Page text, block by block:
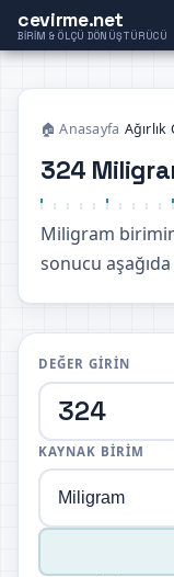
cevirme.net
BIRIM & ÖLÇÜ DÖNÜŞTÜRÜCÜ
🏠 Anasayfa
324
Miligram
sonucu
DEĞER GIRIN
KAYNAK BIRIM